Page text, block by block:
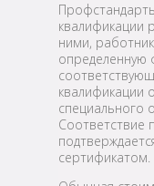
квалификации
ними,
определенную
квалификации
специального
Соответствие
сертификатом.